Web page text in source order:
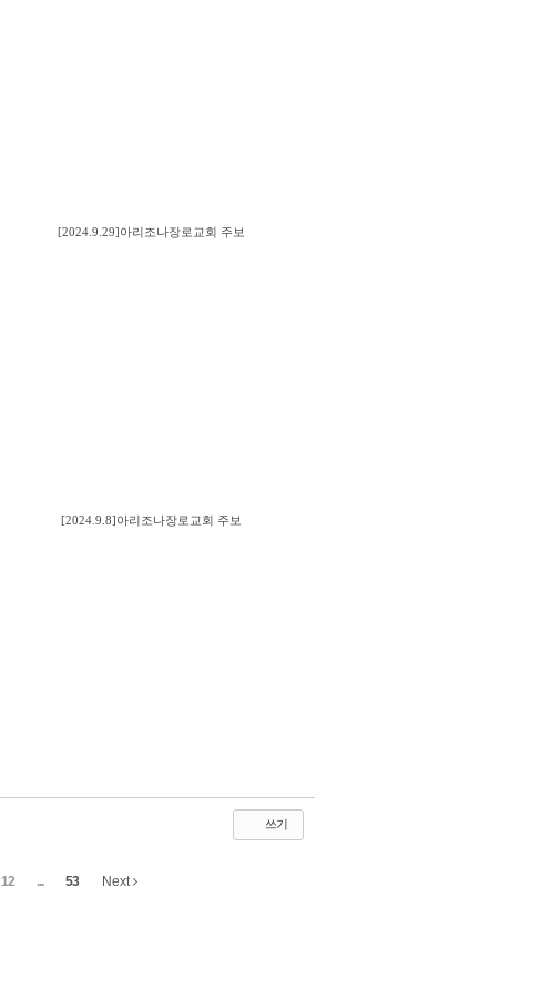
[2024.9.29]아리조나장로교회 주보
[2024.9.8]아리조나장로교회 주보
쓰기
12 ... 53 Next